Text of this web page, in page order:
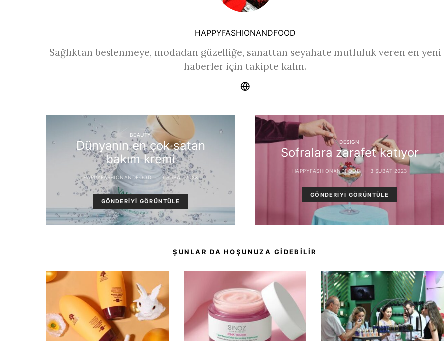
HAPPYFASHIONANDFOOD
Sağlıktan beslenmeye, modadan güzelliğe, sanattan seyahate mutluluk veren en yeni
haberler için takipte kalın.
BEAUTY
Dünyanın en çok satan
bakım kremi
HAPPYFASHIONANDFOOD 3 ŞUBAT 2023
GÖNDERIYI GÖRÜNTÜLE
DESIGN
Sofralara zarafet katıyor
HAPPYFASHIONANDFOOD 3 ŞUBAT 2023
GÖNDERIYI GÖRÜNTÜLE
ŞUNLAR DA HOŞUNUZA GIDEBILIR